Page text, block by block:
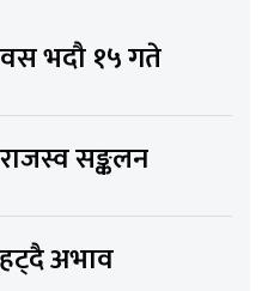
भदौ १५ गते
सङ्कलन
अभाव